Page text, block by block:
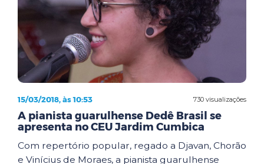
730 visualizações
15/03/2018, às 10:53
A pianista guarulhense Dedê Brasil se
apresenta no CEU Jardim Cumbica
Com repertório popular, regado a Djavan, Chorão
e Vinícius de Moraes, a pianista guarulhense